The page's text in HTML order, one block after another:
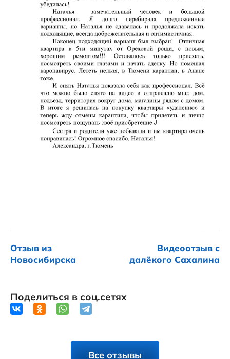
Отзыв из
Новосибирска
Видеоотзыв с
далёкого Сахалина
Поделиться в соц.сетях
Все отзывы